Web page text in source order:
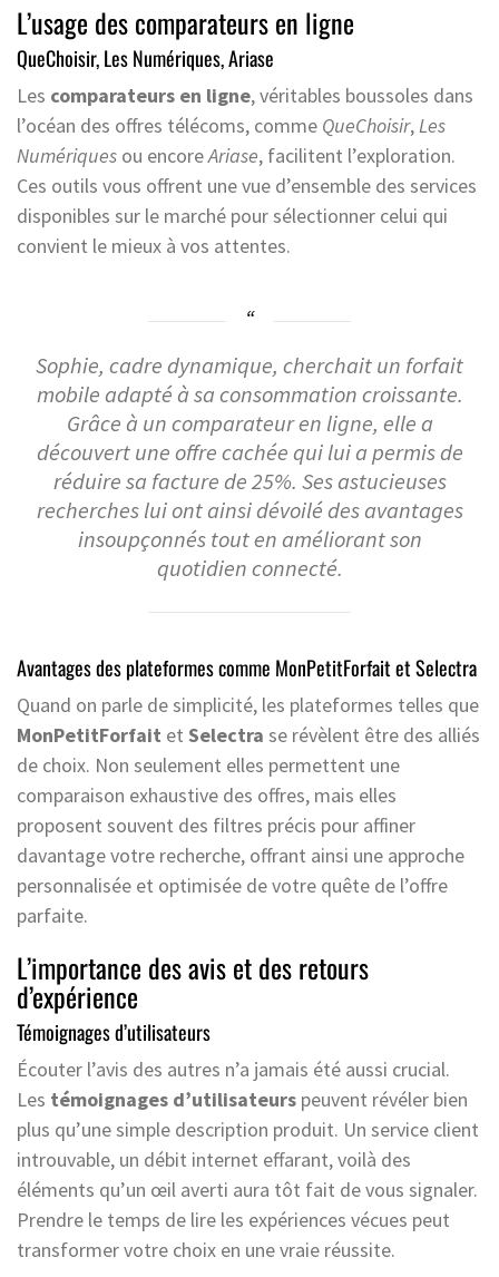
L’usage des comparateurs en ligne
QueChoisir, Les Numériques, Ariase
Les comparateurs en ligne, véritables boussoles dans
l’océan des offres télécoms, comme QueChoisir,Les
Numériques ou encoreAriase, facilitent l’exploration.
Ces outils vous offrent une vue d’ensemble des services
disponibles sur le marché pour sélectionner celui qui
convient le mieux à vos attentes.
Sophie, cadre dynamique, cherchait un forfait
mobile adapté à sa consommation croissante.
Grâce à un comparateur en ligne, elle a
découvert une offre cachée qui lui a permis de
réduire sa facture de 25%. Ses astucieuses
recherches lui ont ainsi dévoilé des avantages
insoupçonnés tout en améliorant son
quotidien connecté.
Avantages des plateformes comme MonPetitForfait et Selectra
Quand on parle de simplicité, les plateformes telles que
MonPetitForfait et Selectra se révèlent être des alliés
de choix. Non seulement elles permettent une
comparaison exhaustive des offres, mais elles
proposent souvent des filtres précis pour affiner
davantage votre recherche, offrant ainsi une approche
personnalisée et optimisée de votre quête de l’offre
parfaite.
L’importance des avis et des retours
d’expérience
Témoignages d’utilisateurs
Écouter l’avis des autres n’a jamais été aussi crucial.
Les témoignages d’utilisateurs peuvent révéler bien
plus qu’une simple description produit. Un service client
introuvable, un débit internet effarant, voilà des
éléments qu’un œil averti aura tôt fait de vous signaler.
Prendre le temps de lire les expériences vécues peut
transformer votre choix en une vraie réussite.